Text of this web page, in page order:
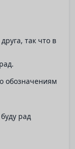
так что в
обозначениям
рад